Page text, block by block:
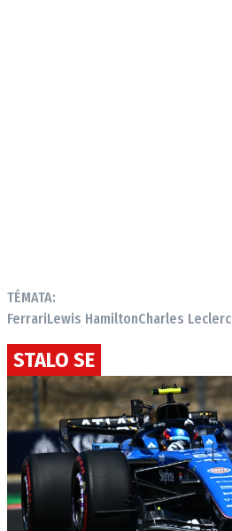
TÉMATA:
FerrariLewis HamiltonCharles Leclerc
STALO SE